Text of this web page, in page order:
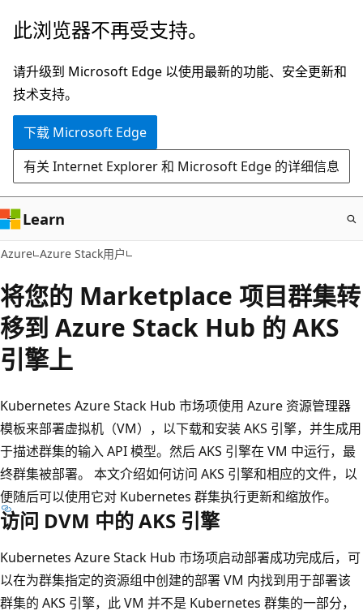
跳
主
要
内
此浏览器不再受支持。
请升级到 Microsoft Edge 以使用最新的功能、安全更新和
技术支持。
下载 Microsoft Edge
有关 Internet Explorer 和 Microsoft Edge 的详细信息
Learn
Azure Azure Stack用户
将您的 Marketplace 项目群集转
移到 Azure Stack Hub 的 AKS
引擎上
Kubernetes Azure Stack Hub 市场项使用 Azure 资源管理器
模板来部署虚拟机（VM），以下载和安装 AKS 引擎，并生成用
于描述群集的输入 API 模型。然后 AKS 引擎在 VM 中运行，最
终群集被部署。 本文介绍如何访问 AKS 引擎和相应的文件，以
便随后可以使用它对 Kubernetes 群集执行更新和缩放作。
访问 DVM 中的 AKS 引擎
Kubernetes Azure Stack Hub 市场项启动部署成功完成后，可
以在为群集指定的资源组中创建的部署 VM 内找到用于部署该
群集的 AKS 引擎，此 VM 并不是 Kubernetes 群集的一部分，